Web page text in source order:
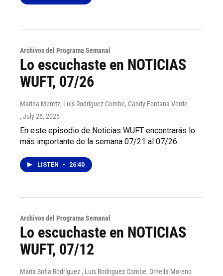
Archivos del Programa Semanal
Lo escuchaste en NOTICIAS
WUFT, 07/26
Marina Meretz, Luis Rodriguez Combe, Candy Fontana Verde
, July 26, 2025
En este episodio de Noticias WUFT encontrarás lo
más importante de la semana 07/21 al 07/26.
LISTEN • 26:40
Archivos del Programa Semanal
Lo escuchaste en NOTICIAS
WUFT, 07/12
María Sofia Rodríguez , Luis Rodriguez Combe, Ornella Moreno